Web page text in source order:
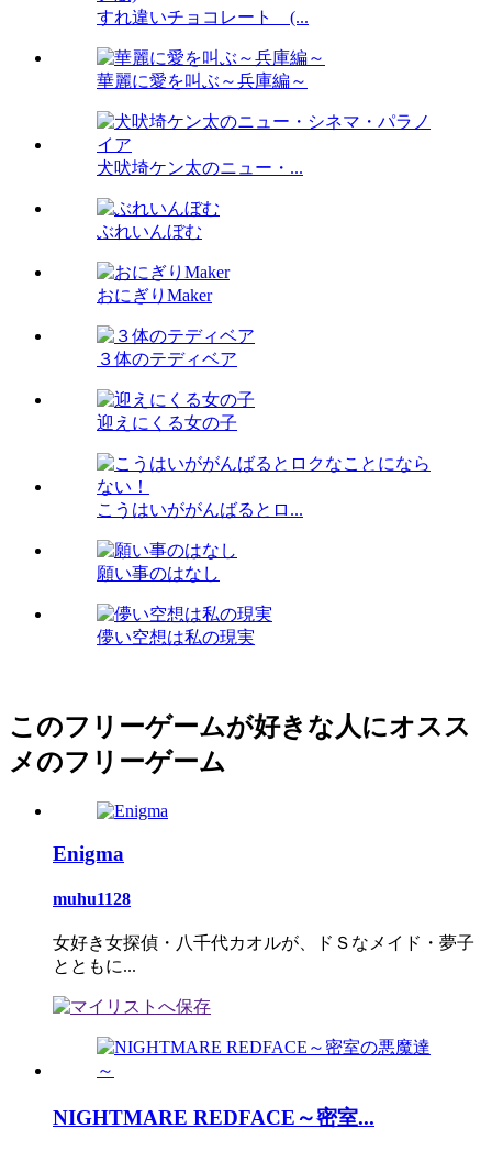
すれ違いチョコレート (...
華麗に愛を叫ぶ～兵庫編～
犬吠埼ケン太のニュー・...
ぶれいんぼむ
おにぎりMaker
３体のテディベア
迎えにくる女の子
こうはいががんばるとロ...
願い事のはなし
儚い空想は私の現実
このフリーゲームが好きな人にオスス
メのフリーゲーム
Enigma
muhu1128
女好き女探偵・八千代カオルが、ドＳなメイド・夢子
とともに...
NIGHTMARE REDFACE～密室...